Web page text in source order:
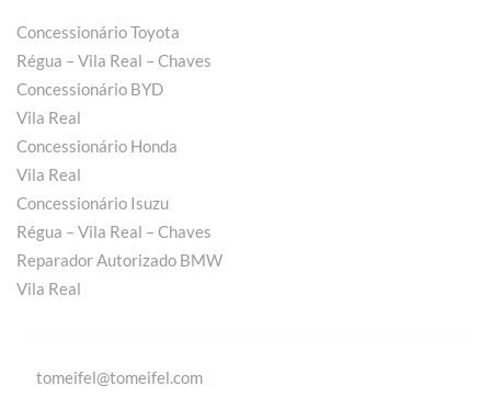
Concessionário Toyota
Régua – Vila Real – Chaves
Concessionário BYD
Vila Real
Concessionário Honda
Vila Real
Concessionário Isuzu
Régua – Vila Real – Chaves
Reparador Autorizado BMW
Vila Real
tomeifel@tomeifel.com